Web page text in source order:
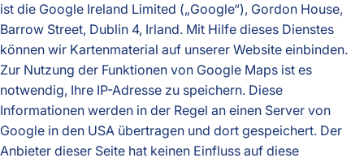
ist die Google Ireland Limited („Google“), Gordon House,
Barrow Street, Dublin 4, Irland. Mit Hilfe dieses Dienstes
können wir Kartenmaterial auf unserer Website einbinden.
Zur Nutzung der Funktionen von Google Maps ist es
notwendig, Ihre IP-Adresse zu speichern. Diese
Informationen werden in der Regel an einen Server von
Google in den USA übertragen und dort gespeichert. Der
Anbieter dieser Seite hat keinen Einfluss auf diese